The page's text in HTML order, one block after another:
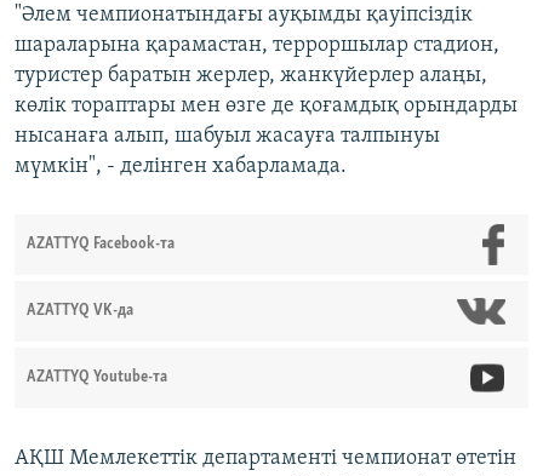
"Әлем чемпионатындағы ауқымды қауіпсіздік
шараларына қарамастан, терроршылар стадион,
туристер баратын жерлер, жанкүйерлер алаңы,
көлік тораптары мен өзге де қоғамдық орындарды
нысанаға алып, шабуыл жасауға талпынуы
мүмкін", - делінген хабарламада.
AZATTYQ Facebook-та
AZATTYQ VK-да
AZATTYQ Youtube-та
АҚШ Мемлекеттік департаменті чемпионат өтетін